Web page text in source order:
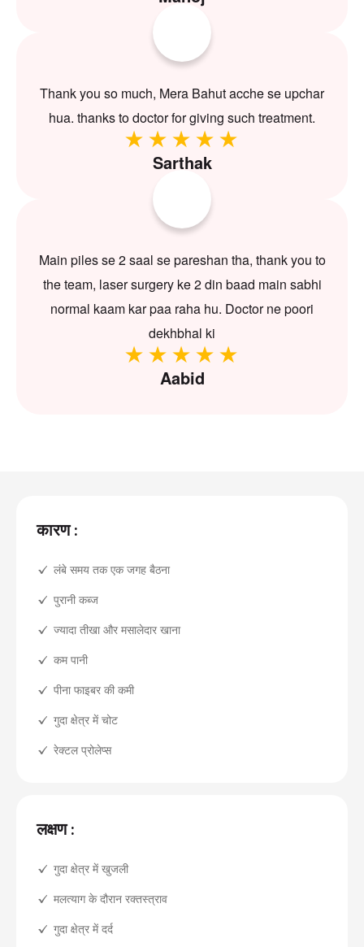
Thank you so much, Mera Bahut acche se upchar
hua. thanks to doctor for giving such treatment.
Sarthak
Main piles se 2 saal se pareshan tha, thank you to
the team, laser surgery ke 2 din baad main sabhi
normal kaam kar paa raha hu. Doctor ne poori
dekhbhal ki
Aabid
कारण :
लंबे समय तक एक जगह बैठना
पुरानी कब्ज
ज्यादा तीखा और मसालेदार खाना
कम पानी
पीना फाइबर की कमी
गुदा क्षेत्र में चोट
रेक्टल प्रोलेप्स
लक्षण :
गुदा क्षेत्र में खुजली
मलत्याग के दौरान रक्तस्त्राव
गुदा क्षेत्र में दर्द